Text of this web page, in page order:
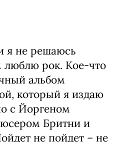
я не решаюсь
люблю рок. Кое-что
альбом
который я издаю
с Йоргеном
Бритни и
не пойдет – не